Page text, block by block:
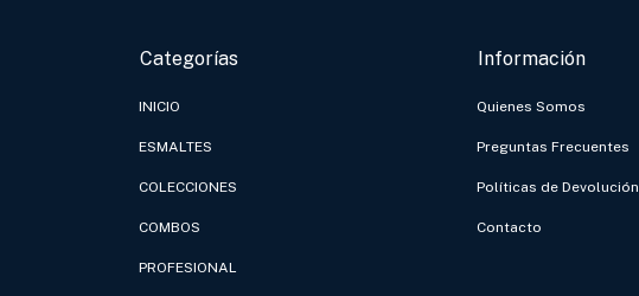
Categorías
INICIO
ESMALTES
COLECCIONES
COMBOS
PROFESIONAL
Información
Quienes Somos
Preguntas Frecuentes
Políticas de Devolución
Contacto